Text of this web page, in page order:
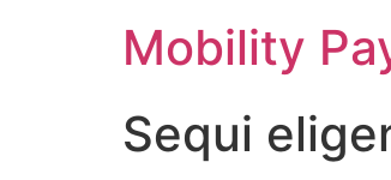
Mobility
Sequi